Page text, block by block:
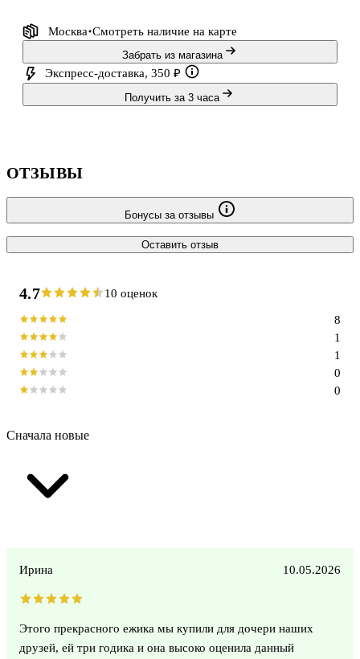
Москва Смотреть наличие на карте
Забрать из магазина
Экспресс-доставка, 350 ₽
Получить за 3 часа
ОТЗЫВЫ
Бонусы за отзывы
Оставить отзыв
4.7 10 оценок
0
0
1
1
8
Сначала новые
Ирина 10.05.2026
Этого прекрасного ежика мы купили для дочери наших
друзей, ей три годика и она высоко оценила данный